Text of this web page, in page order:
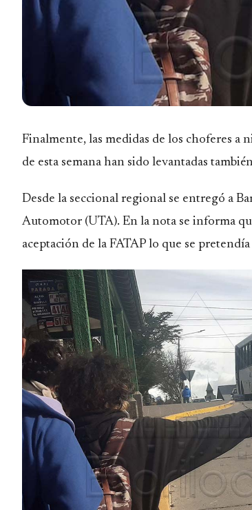
Finalmente, las medidas de los choferes a
de esta semana han sido levantadas
Desde la seccional regional se entregó a
Automotor (UTA). En la nota se informa
aceptación de la FATAP lo que se